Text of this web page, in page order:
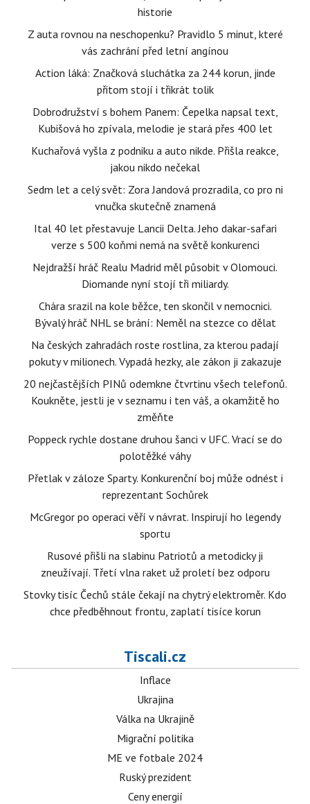
historie
Z auta rovnou na neschopenku? Pravidlo 5 minut, které
vás zachrání před letní angínou
Action láká: Značková sluchátka za 244 korun, jinde
přitom stojí i třikrát tolik
Dobrodružství s bohem Panem: Čepelka napsal text,
Kubišová ho zpívala, melodie je stará přes 400 let
Kuchařová vyšla z podniku a auto nikde. Přišla reakce,
jakou nikdo nečekal
Sedm let a celý svět: Zora Jandová prozradila, co pro ni
vnučka skutečně znamená
Ital 40 let přestavuje Lancii Delta. Jeho dakar-safari
verze s 500 koňmi nemá na světě konkurenci
Nejdražší hráč Realu Madrid měl působit v Olomouci.
Diomande nyní stojí tři miliardy.
Chára srazil na kole běžce, ten skončil v nemocnici.
Bývalý hráč NHL se brání: Neměl na stezce co dělat
Na českých zahradách roste rostlina, za kterou padají
pokuty v milionech. Vypadá hezky, ale zákon ji zakazuje
20 nejčastějších PINů odemkne čtvrtinu všech telefonů.
Koukněte, jestli je v seznamu i ten váš, a okamžitě ho
změňte
Poppeck rychle dostane druhou šanci v UFC. Vrací se do
polotěžké váhy
Přetlak v záloze Sparty. Konkurenční boj může odnést i
reprezentant Sochůrek
McGregor po operaci věří v návrat. Inspirují ho legendy
sportu
Rusové přišli na slabinu Patriotů a metodicky ji
zneužívají. Třetí vlna raket už proletí bez odporu
Stovky tisíc Čechů stále čekají na chytrý elektroměr. Kdo
chce předběhnout frontu, zaplatí tisíce korun
Tiscali.cz
Inflace
Ukrajina
Válka na Ukrajině
Migrační politika
ME ve fotbale 2024
Ruský prezident
Ceny energií